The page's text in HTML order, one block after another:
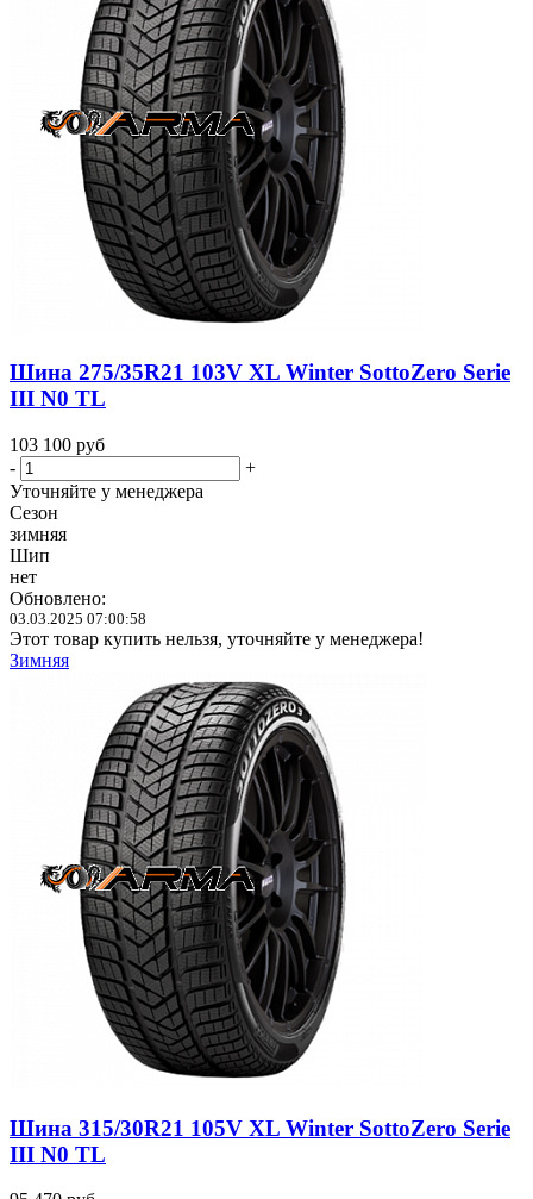
Шина 275/35R21 103V XL Winter SottoZero Serie
III N0 TL
103 100 руб
-
+
Уточняйте у менеджера
Сезон
зимняя
Шип
нет
Обновлено:
03.03.2025 07:00:58
Этот товар купить нельзя, уточняйте у менеджера!
Зимняя
Шина 315/30R21 105V XL Winter SottoZero Serie
III N0 TL